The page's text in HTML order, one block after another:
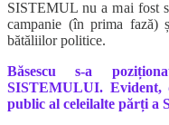
SISTEMUL nu a mai fost
campanie (în prima fază)
bătăliilor politice.
Băsescu s-a
SISTEMULUI. Evident,
public al celeilalte părți a